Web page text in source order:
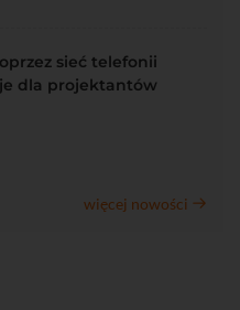
sieć telefonii
dla projektantów
więcej nowości